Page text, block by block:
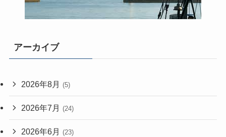
アーカイブ
2026年8月 (5)
2026年7月 (24)
2026年6月 (23)